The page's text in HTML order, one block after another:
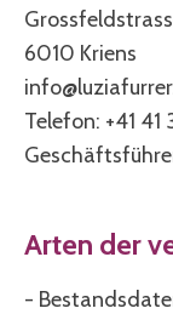
6010 Kriens
Telefon: +41 41
Arten der
-